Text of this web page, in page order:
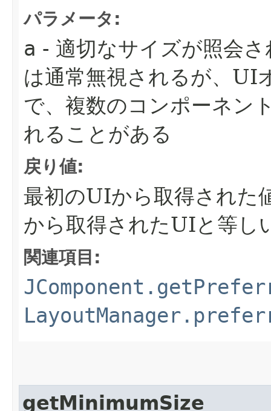
パラメータ:
a - 適切なサイズが照会
は通常無視されるが、UI
で、複数のコンポーネン
れることがある
戻り値:
最初のUIから取得された
から取得されたUIと等し
関連項目:
getMinimumSize